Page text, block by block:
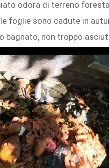
odora di terreno
foglie sono cadute in
bagnato, non troppo